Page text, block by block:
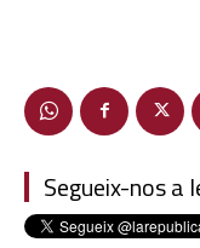
Segueix-nos a